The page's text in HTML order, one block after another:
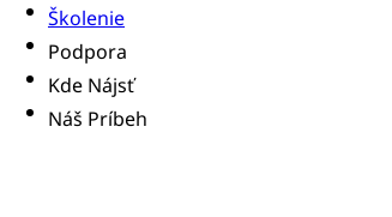
Školenie
Podpora
Kde Nájsť
Náš Príbeh